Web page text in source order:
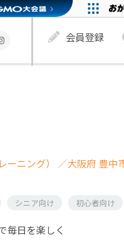
会員登録
ニング） ／大阪府 豊中
シニア向け 初心者向け
毎日を楽しく